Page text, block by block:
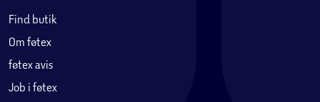
Find butik
Om føtex
føtex avis
Job i føtex